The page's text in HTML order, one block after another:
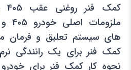
های سیستم تعلیق و
کمک فنر برای یک رانندگی
نحوه کار کمک فنر برای